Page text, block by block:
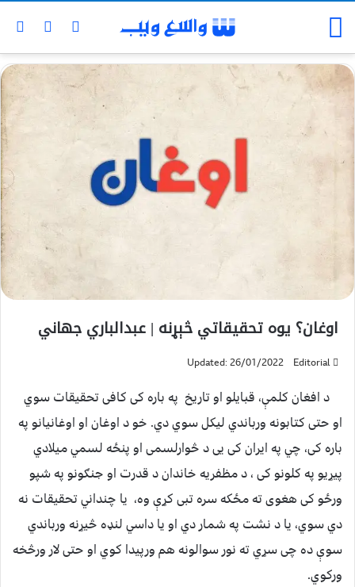
اوغان؟ یوه تحقیقاتي څېړنه | عبدالباري جهاني
Editorial
Updated: 26/01/2022
د افغان کلمې، قبایلو او تاریخ په باره کی کافی تحقیقات سوي
او حتی کتابونه ورباندي لیکل سوي دي. خو د اوغان او اوغانیانو په
باره کی، چي په ایران کی یی د څوارلسمی او پنځه لسمي میلادي
پیړیو په کلونو کی ، د مظفریه خاندان د قدرت او جنګونو په شپو
ورځو کی هغوی ته مځکه سره تبی کړې وه، یا چنداني تحقیقات نه
دي سوي، یا د نشت په شمار دي او یا داسي لنډه څیړنه ورباندي
سوې ده چی سړي ته نور سوالونه هم ورپیدا کوي او حتی لار ورڅخه
ورکوي.